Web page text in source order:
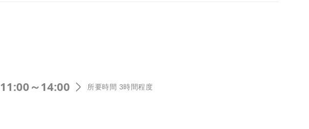
11:00～14:00 所要時間 3時間程度